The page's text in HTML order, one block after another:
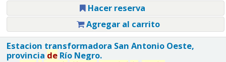
Hacer reserva
Agregar al carrito
Estacion transformadora San Antonio Oeste,
provincia deRío Negro.